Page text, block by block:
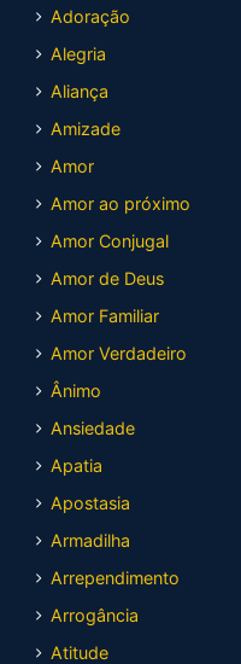
Adoração
Alegria
Aliança
Amizade
Amor
Amor ao próximo
Amor Conjugal
Amor de Deus
Amor Familiar
Amor Verdadeiro
Ânimo
Ansiedade
Apatia
Apostasia
Armadilha
Arrependimento
Arrogância
Atitude